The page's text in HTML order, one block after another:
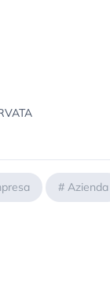
# Azienda